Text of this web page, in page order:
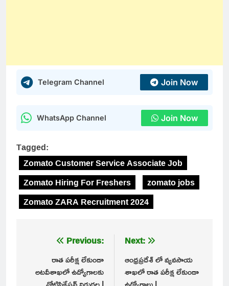
Telegram Channel Join Now
WhatsApp Channel Join Now
Tagged:
Zomato Customer Service Associate Job
Zomato Hiring For Freshers
zomato jobs
Zomato ZARA Recruitment 2024
navigation
Previous:
రాత పరీక్ష లేకుండా
అటవీశాఖలో ఉద్యోగాలకు
Next:
ఆంధ్రప్రదేశ్ లో వ్యవసాయ
శాఖలో రాత పరీక్ష లేకుండా